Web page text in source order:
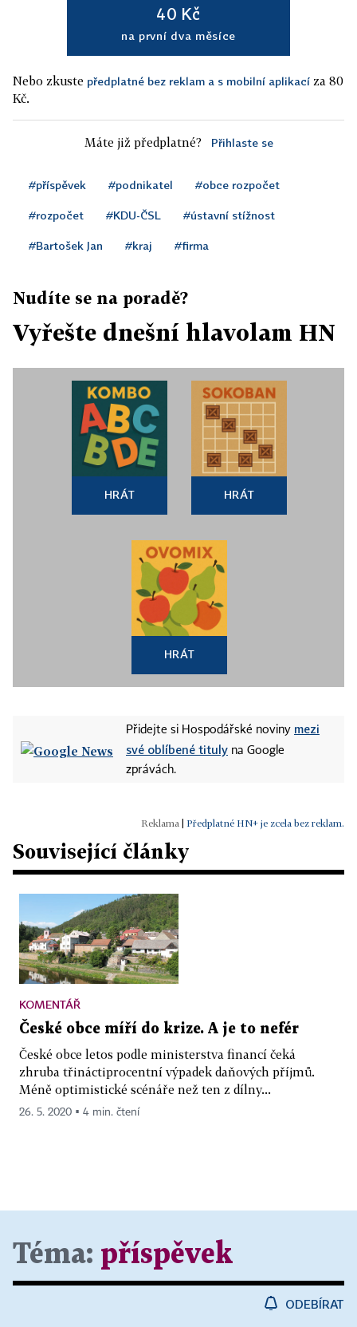
40 Kč
na první dva měsíce
Nebo zkuste předplatné bez reklam a s mobilní aplikací za 80
Kč.
Máte již předplatné? Přihlaste se
#příspěvek #podnikatel #obce rozpočet
#rozpočet #KDU-ČSL #ústavní stížnost
#Bartošek Jan #kraj #firma
Nudíte se na poradě?
Vyřešte dnešní hlavolam HN
HRÁT HRÁT
HRÁT
Přidejte si Hospodářské noviny mezi
své oblíbené tituly na Google
zprávách.
Předplatné HN+ je zcela bez reklam.
Související články
KOMENTÁŘ
České obce míří do krize. A je to nefér
České obce letos podle ministerstva financí čeká
zhruba třináctiprocentní výpadek daňových příjmů.
Méně optimistické scénáře než ten z dílny...
26. 5. 2020 ▪ 4 min. čtení
Téma: příspěvek
ODEBÍRAT